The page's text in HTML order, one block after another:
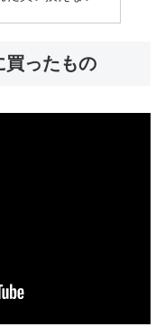
買ったもの